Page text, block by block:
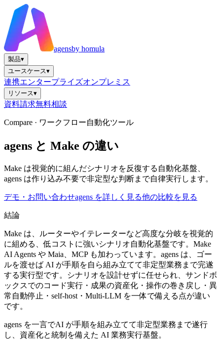
agensby homula
製品▾
ユースケース▾
連携エンタープライズオンプレミス
リソース▾
資料請求無料相談
Compare · ワークフロー自動化ツール
agens と Make の違い
Make は視覚的に組んだシナリオを反復する自動化基盤、
agens は作り込み不要で非定型な判断まで自律実行します。
デモ・お問い合わせagens を詳しく見る他の比較を見る
結論
Make は、ルーターやイテレーターなど高度な分岐を視覚的
に組める、低コストに強いシナリオ自動化基盤です。Make
AI Agents や Maia、MCP も加わっています。agens は、ゴー
ルを渡せば AI が手順を自ら組み立てて非定型業務まで完遂
する実行型です。シナリオを設計せずに任せられ、サンドボ
ックスでのコード実行・成果の資産化・操作の巻き戻し・異
常自動停止・self-host・Multi-LLM を一体で備える点が違い
です。
agens を一言でAI が手順を組み立てて非定型業務まで遂行
し、資産化と統制を備えた AI 業務実行基盤。